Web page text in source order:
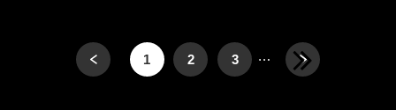
前へ
1 2 3 …